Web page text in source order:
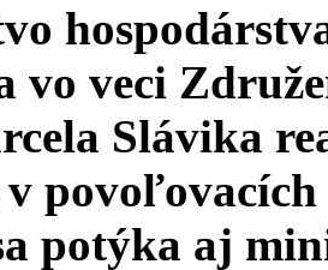
vo veci
Slávika
potýka aj